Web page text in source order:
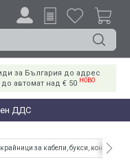
за България до адрес
автомат над € 50 НОВО
ДДС
за кабели, букси, конектори